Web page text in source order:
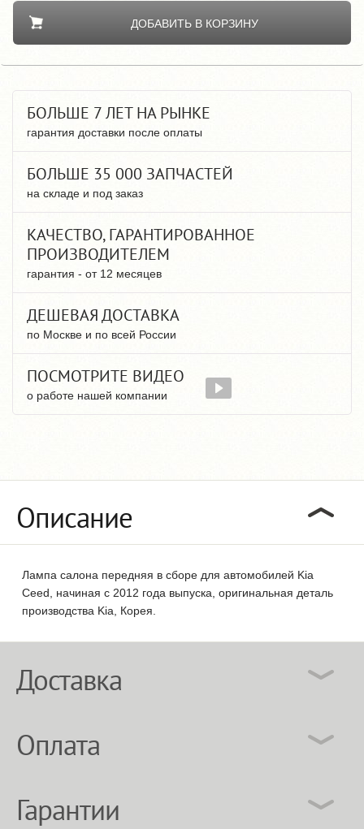
ДОБАВИТЬ В КОРЗИНУ
БОЛЬШЕ 7 ЛЕТ НА РЫНКЕ
гарантия доставки после оплаты
БОЛЬШЕ 35 000 ЗАПЧАСТЕЙ
на складе и под заказ
КАЧЕСТВО, ГАРАНТИРОВАННОЕ
ПРОИЗВОДИТЕЛЕМ
гарантия - от 12 месяцев
ДЕШЕВАЯ ДОСТАВКА
по Москве и по всей России
ПОСМОТРИТЕ ВИДЕО
о работе нашей компании
Описание
Лампа салона передняя в сборе для автомобилей Kia
Ceed, начиная с 2012 года выпуска, оригинальная деталь
производства Kia, Корея.
Доставка
Оплата
Гарантии